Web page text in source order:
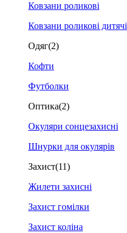
Ковзани роликові
Ковзани роликові дитячі
Одяг(2)
Кофти
Футболки
Оптика(2)
Окуляри сонцезахисні
Шнурки для окулярів
Захист(11)
Жилети захисні
Захист гомілки
Захист коліна